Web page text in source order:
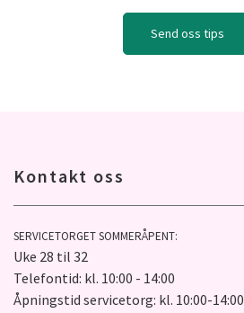
Send oss tips
Kontakt oss
SERVICETORGET SOMMERÅPENT:
Uke 28 til 32
Telefontid: kl. 10:00 - 14:00
Åpningstid servicetorg: kl. 10:00-14:00